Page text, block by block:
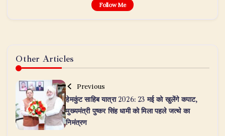
Follow Me
Other Articles
Previous
हेमकुंट साहिब यात्रा 2026: 23 मई को खुलेंगे कपाट,
मुख्यमंत्री पुष्कर सिंह धामी को मिला पहले जत्थे का
निमंत्रण